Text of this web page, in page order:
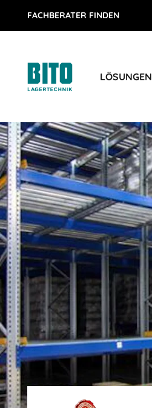
FACHBERATER FINDEN
LÖSUNGEN